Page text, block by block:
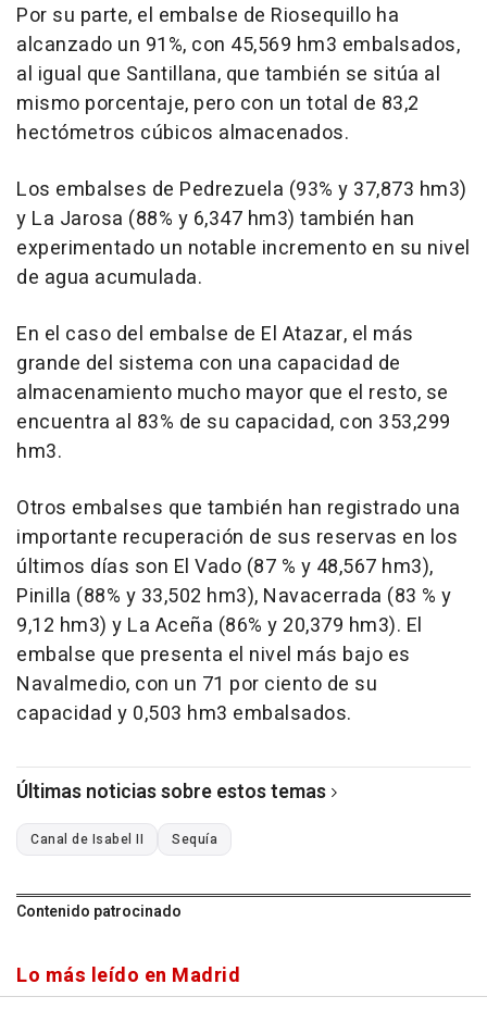
Por su parte, el embalse de Riosequillo ha
alcanzado un 91%, con 45,569 hm3 embalsados,
al igual que Santillana, que también se sitúa al
mismo porcentaje, pero con un total de 83,2
hectómetros cúbicos almacenados.
Los embalses de Pedrezuela (93% y 37,873 hm3)
y La Jarosa (88% y 6,347 hm3) también han
experimentado un notable incremento en su nivel
de agua acumulada.
En el caso del embalse de El Atazar, el más
grande del sistema con una capacidad de
almacenamiento mucho mayor que el resto, se
encuentra al 83% de su capacidad, con 353,299
hm3.
Otros embalses que también han registrado una
importante recuperación de sus reservas en los
últimos días son El Vado (87 % y 48,567 hm3),
Pinilla (88% y 33,502 hm3), Navacerrada (83 % y
9,12 hm3) y La Aceña (86% y 20,379 hm3). El
embalse que presenta el nivel más bajo es
Navalmedio, con un 71 por ciento de su
capacidad y 0,503 hm3 embalsados.
Últimas noticias sobre estos temas
Canal de Isabel II Sequía
Contenido patrocinado
Lo más leído en Madrid